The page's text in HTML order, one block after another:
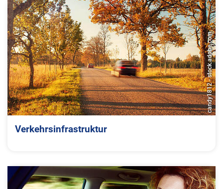
candy1812 - stock.adobe.com
Verkehrsinfrastruktur